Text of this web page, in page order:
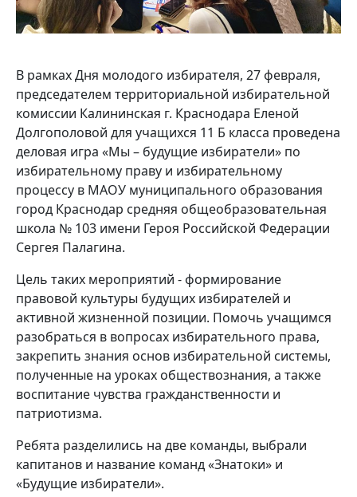
В рамках Дня молодого избирателя, 27 февраля,
председателем территориальной избирательной
комиссии Калининская г. Краснодара Еленой
Долгополовой для учащихся 11 Б класса проведена
деловая игра «Мы – будущие избиратели» по
избирательному праву и избирательному
процессу в МАОУ муниципального образования
город Краснодар средняя общеобразовательная
школа № 103 имени Героя Российской Федерации
Сергея Палагина.
Цель таких мероприятий - формирование
правовой культуры будущих избирателей и
активной жизненной позиции. Помочь учащимся
разобраться в вопросах избирательного права,
закрепить знания основ избирательной системы,
полученные на уроках обществознания, а также
воспитание чувства гражданственности и
патриотизма.
Ребята разделились на две команды, выбрали
капитанов и название команд «Знатоки» и
«Будущие избиратели».